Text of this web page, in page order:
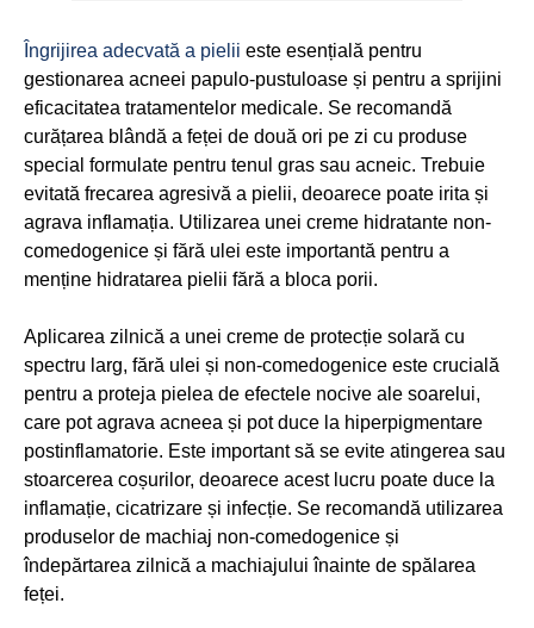
Îngrijirea adecvată a pielii este esențială pentru
gestionarea acneei papulo-pustuloase și pentru a sprijini
eficacitatea tratamentelor medicale. Se recomandă
curățarea blândă a feței de două ori pe zi cu produse
special formulate pentru tenul gras sau acneic. Trebuie
evitată frecarea agresivă a pielii, deoarece poate irita și
agrava inflamația. Utilizarea unei creme hidratante non-
comedogenice și fără ulei este importantă pentru a
menține hidratarea pielii fără a bloca porii.
Aplicarea zilnică a unei creme de protecție solară cu
spectru larg, fără ulei și non-comedogenice este crucială
pentru a proteja pielea de efectele nocive ale soarelui,
care pot agrava acneea și pot duce la hiperpigmentare
postinflamatorie. Este important să se evite atingerea sau
stoarcerea coșurilor, deoarece acest lucru poate duce la
inflamație, cicatrizare și infecție. Se recomandă utilizarea
produselor de machiaj non-comedogenice și
îndepărtarea zilnică a machiajului înainte de spălarea
feței.